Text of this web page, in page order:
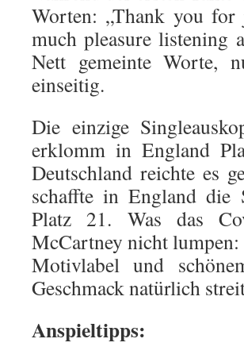
Worten: „Thank you for
much pleasure
Nett gemeinte Worte,
einseitig.
Die einzige
erklomm in England
Deutschland reichte es
schaffte in England die
Platz 21. Was das
McCartney nicht
Motivlabel und
Geschmack natürlich
Anspieltipps: